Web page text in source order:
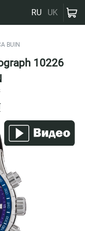
RU UK
BUIN
10226